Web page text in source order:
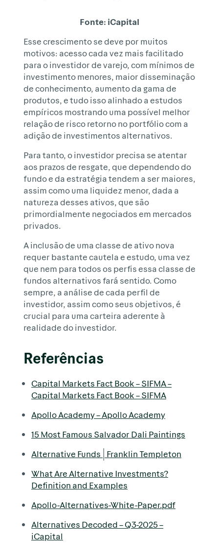
Fonte: iCapital
Esse crescimento se deve por muitos
motivos: acesso cada vez mais facilitado
para o investidor de varejo, com mínimos de
investimento menores, maior disseminação
de conhecimento, aumento da gama de
produtos, e tudo isso alinhado a estudos
empíricos mostrando uma possível melhor
relação de risco retorno no portfólio com a
adição de investimentos alternativos.
Para tanto, o investidor precisa se atentar
aos prazos de resgate, que dependendo do
fundo e da estratégia tendem a ser maiores,
assim como uma liquidez menor, dada a
natureza desses ativos, que são
primordialmente negociados em mercados
privados.
A inclusão de uma classe de ativo nova
requer bastante cautela e estudo, uma vez
que nem para todos os perfis essa classe de
fundos alternativos fará sentido. Como
sempre, a análise de cada perfil de
investidor, assim como seus objetivos, é
crucial para uma carteira aderente à
realidade do investidor.
Referências
Capital Markets Fact Book – SIFMA –
Capital Markets Fact Book – SIFMA
Apollo Academy – Apollo Academy
15 Most Famous Salvador Dali Paintings
Alternative Funds | Franklin Templeton
What Are Alternative Investments?
Definition and Examples
Apollo-Alternatives-White-Paper.pdf
Alternatives Decoded – Q3-2025 –
iCapital